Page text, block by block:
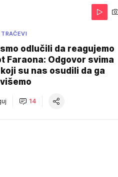
odlučili da reagujemo
Faraona: Odgovor svima
su nas osudili da ga
14